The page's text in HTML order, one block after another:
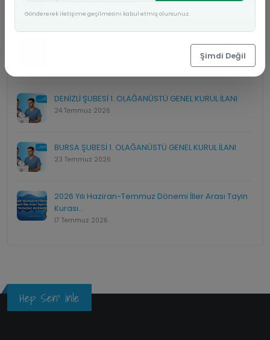
02 Ağustos 2026
YÖK İdari Personel İçin Karşılıklı Naklen Atanma
DENİZLİ ŞUBESİ 1. OLAĞANÜSTÜ GENEL KURUL İLANI
24 Temmuz 2026
BURSA ŞUBESİ 1. OLAĞANÜSTÜ GENEL KURUL İLANI
23 Temmuz 2026
2026 Yılı Haziran-Temmuz Dönemi İller Arası Tayin
Kurası...
17 Temmuz 2026
Göndererek iletişime geçilmesini kabul etmiş olursunuz.
Şimdi Değil
Hep Sen' inle